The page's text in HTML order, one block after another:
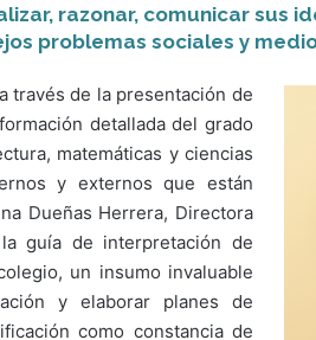
razonar, comunicar sus
problemas sociales y
través de la presentación de
detallada del grado
matemáticas y ciencias
y externos que están
Dueñas Herrera, Directora
guía de interpretación de
un insumo invaluable
y elaborar planes de
como constancia de